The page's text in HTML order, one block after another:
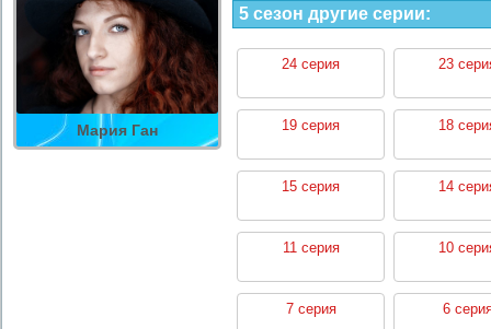
Мария Ган
5 сезон другие серии:
24 серия 23
19 серия 18
15 серия 14
11 серия 10
7 серия 6